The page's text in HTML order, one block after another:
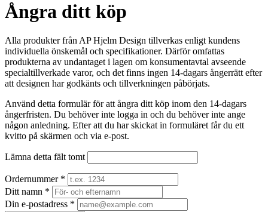
Ångra ditt köp
Alla produkter från AP Hjelm Design tillverkas enligt kundens
individuella önskemål och specifikationer. Därför omfattas
produkterna av undantaget i lagen om konsumentavtal avseende
specialtillverkade varor, och det finns ingen 14-dagars ångerrätt efter
att designen har godkänts och tillverkningen påbörjats.
Använd detta formulär för att ångra ditt köp inom den 14-dagars
ångerfristen. Du behöver inte logga in och du behöver inte ange
någon anledning. Efter att du har skickat in formuläret får du ett
kvitto på skärmen och via e-post.
Lämna detta fält tomt
Ordernummer *
Ditt namn *
Din e-postadress *